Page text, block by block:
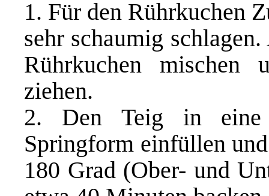
1. Für den Rührkuchen
sehr schaumig
Rührkuchen mischen
ziehen.
2. Den Teig in eine
Springform einfüllen
180 Grad (Ober- und